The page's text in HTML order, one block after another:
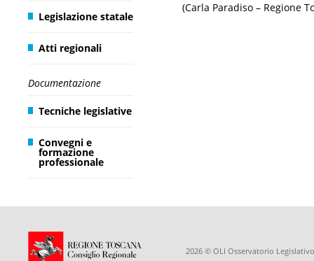
Legislazione statale
Atti regionali
Documentazione
Tecniche legislative
Convegni e
formazione
professionale
(Carla Paradiso – Regione
2026 © OLI Osservatorio